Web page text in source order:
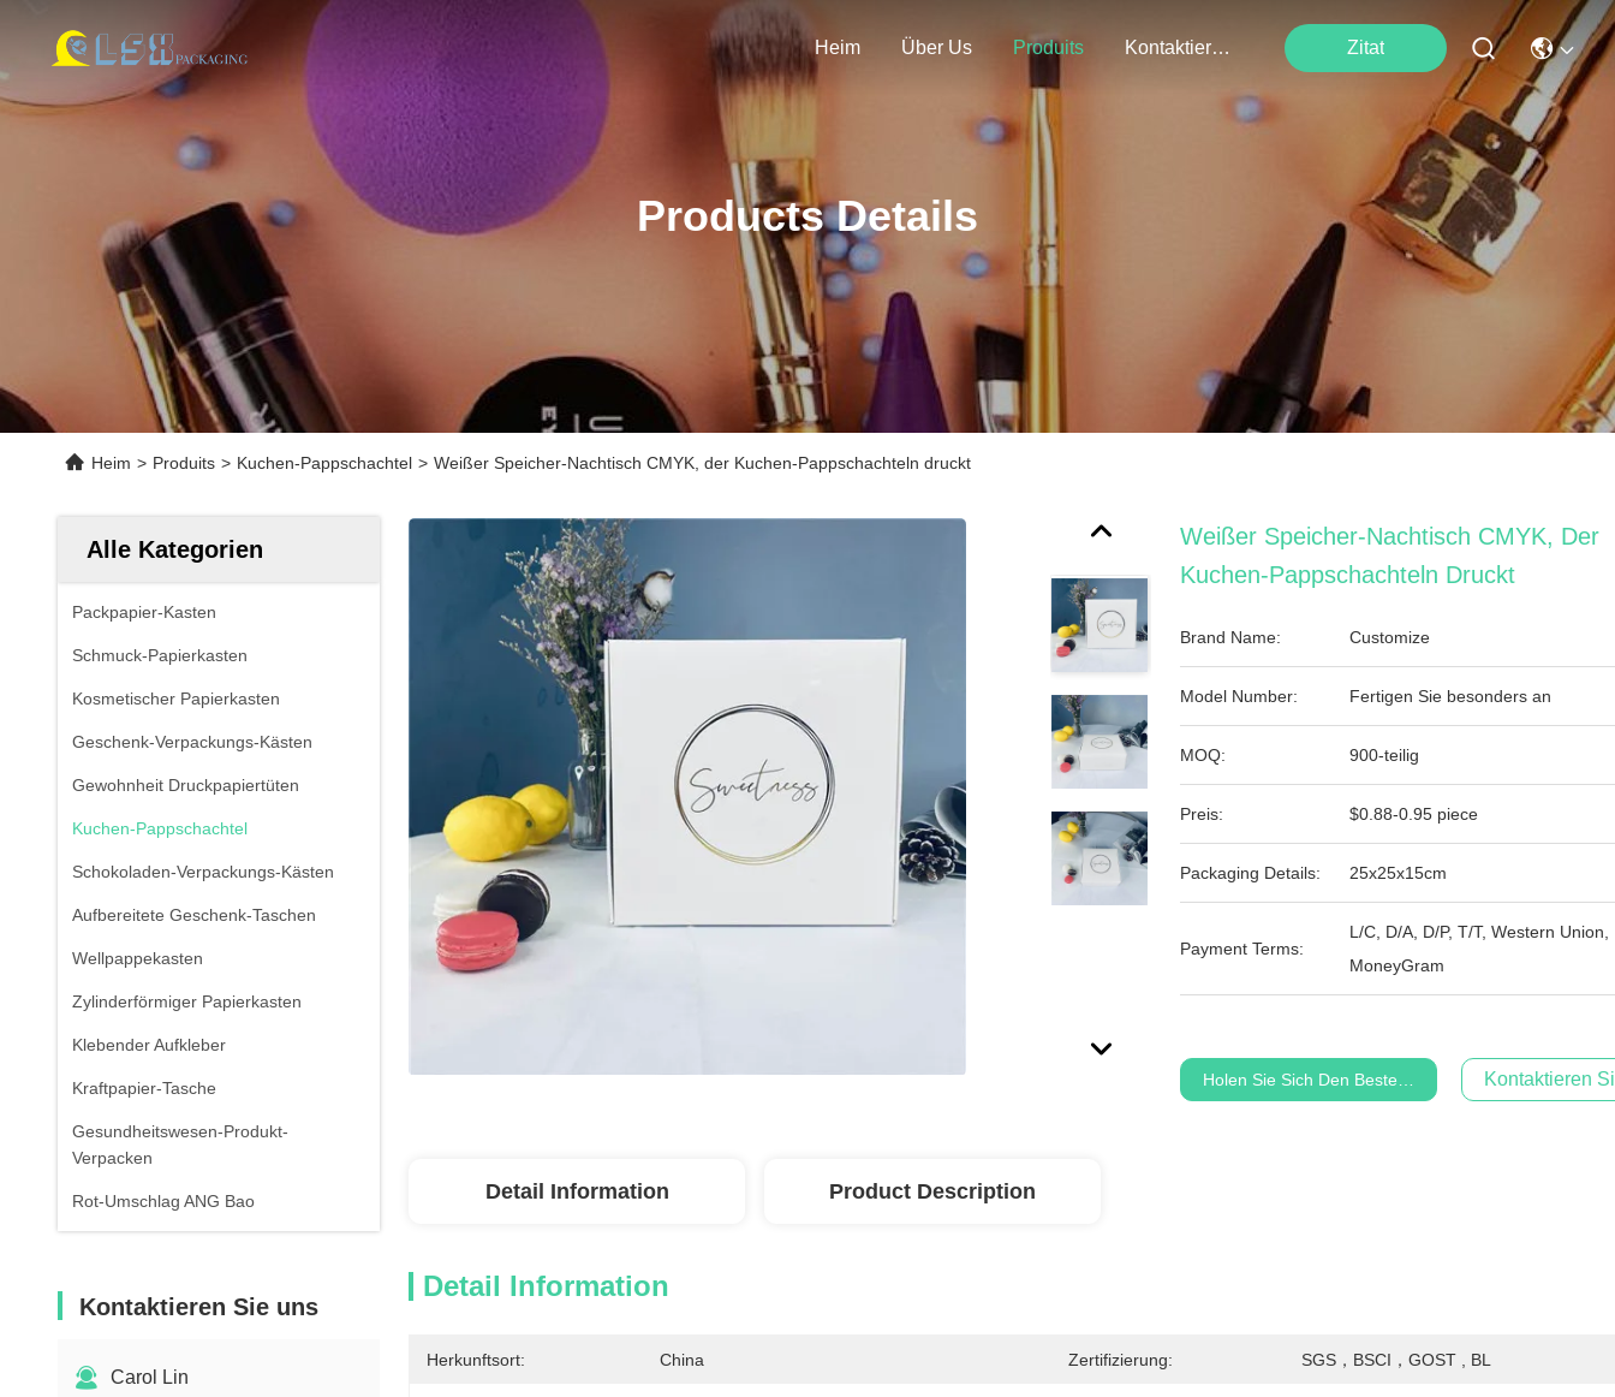
Heim Über Us Produits Kontaktieren Sie Uns Zitat
Products Details
Heim > Produits > Kuchen-Pappschachtel > Weißer Speicher-Nachtisch CMYK, der Kuchen-Pappschachteln druckt
Alle Kategorien
Packpapier-Kasten
Schmuck-Papierkasten
Kosmetischer Papierkasten
Geschenk-Verpackungs-Kästen
Gewohnheit Druckpapiertüten
Kuchen-Pappschachtel
Schokoladen-Verpackungs-Kästen
Aufbereitete Geschenk-Taschen
Wellpappekasten
Zylinderförmiger Papierkasten
Klebender Aufkleber
Kraftpapier-Tasche
Gesundheitswesen-Produkt-
Verpacken
Rot-Umschlag ANG Bao
Kontaktieren Sie uns
Carol Lin
Weißer Speicher-Nachtisch CMYK, Der
Kuchen-Pappschachteln Druckt
Brand Name: Customize
Model Number: Fertigen Sie besonders an
MOQ: 900-teilig
Preis: $0.88-0.95 piece
Packaging Details: 25x25x15cm
Payment Terms:
L/C, D/A, D/P, T/T, Western Union,
MoneyGram
Holen Sie Sich Den Besten Preis Kontaktieren
Detail Information Product Description
Detail Information
Herkunftsort: China Zertifizierung: SGS，BSCI，GOST , BL